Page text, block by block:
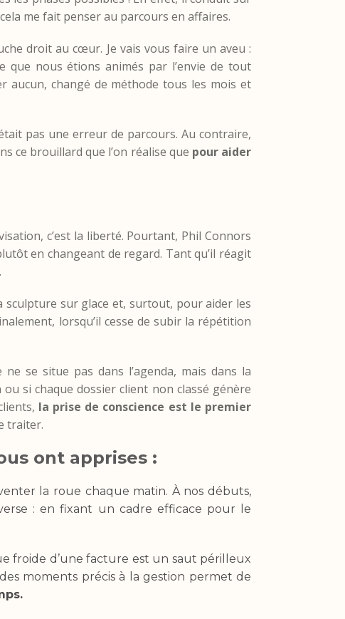
me fait penser au parcours en affaires.
droit au cœur. Je vais vous faire un aveu :
que nous étions animés par l’envie de tout
aucun, changé de méthode tous les mois et
pas une erreur de parcours. Au contraire,
ce brouillard que l’on réalise que pour aider
c’est la liberté. Pourtant, Phil Connors
en changeant de regard. Tant qu’il réagit
sculpture sur glace et, surtout, pour aider les
lorsqu’il cesse de subir la répétition
se situe pas dans l’agenda, mais dans la
si chaque dossier client non classé génère
la prise de conscience est le premier
traiter.
ont apprises :
la roue chaque matin. À nos débuts,
: en fixant un cadre efficace pour le
froide d’une facture est un saut périlleux
moments précis à la gestion permet de